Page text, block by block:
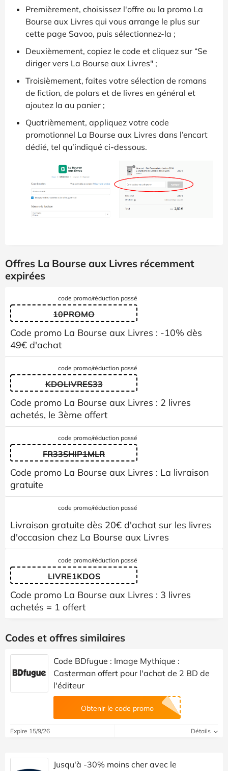
Premièrement, choisissez l'offre ou la promo La
Bourse aux Livres qui vous arrange le plus sur
cette page Savoo, puis sélectionnez-la ;
Deuxièmement, copiez le code et cliquez sur “Se
diriger vers La Bourse aux Livres" ;
Troisièmement, faites votre sélection de romans
de fiction, de polars et de livres en général et
ajoutez la au panier ;
Quatrièmement, appliquez votre code
promotionnel La Bourse aux Livres dans l’encart
dédié, tel qu’indiqué ci-dessous.
Offres La Bourse aux Livres récemment
expirées
code promo/réduction passé
10PROMO
Code promo La Bourse aux Livres : -10% dès
49€ d'achat
code promo/réduction passé
KDOLIVRES33
Code promo La Bourse aux Livres : 2 livres
achetés, le 3ème offert
code promo/réduction passé
FR33SHIP1MLR
Code promo La Bourse aux Livres : La livraison
gratuite
code promo/réduction passé
Livraison gratuite dès 20€ d'achat sur les livres
d'occasion chez La Bourse aux Livres
code promo/réduction passé
LIVRE1KDOS
Code promo La Bourse aux Livres : 3 livres
achetés = 1 offert
Codes et offres similaires
Code BDfugue : Image Mythique :
Casterman offert pour l'achat de 2 BD de
l'éditeur
Obtenir le code promo
Expire 15/9/26 Détails
Jusqu'à -30% moins cher avec le